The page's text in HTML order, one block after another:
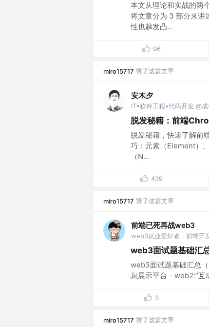
本文从理论和实战的两
将文章分为 3 部分来讲
性也越发凸...
96
miro15717 赞了这篇文章
安木夕
IT•软件工程•代码开发 @
脱发秘籍：前端
脱发秘籍，快速了解前
巧：元素（Element）​
（N...
439
miro15717 赞了这篇文章
前端已死再战web3
web3面试题基础汇总
web3面试题基础汇总
息展示平台 - web2:“互
3
miro15717 赞了这篇文章